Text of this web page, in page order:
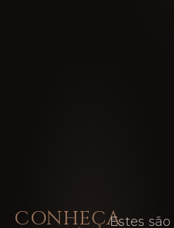
CONHEÇAEstes são